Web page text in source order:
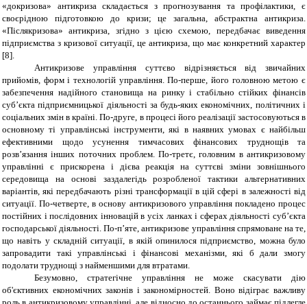
«докризова» антикриза складається з прогнозування та профілактики, є
своєрідною підготовкою до кризи; це загальна, абстрактна антикриза.
«Післякризова» антикриза, згідно з цією схемою, передбачає виведення
підприємства з кризової ситуації, це антикриза, що має конкретний характер
[8].
Антикризове управління суттєво відрізняється від звичайних
прийомів, форм і технологій управління. По-перше, його головною метою є
забезпечення надійного становища на ринку і стабільно стійких фінансів
суб’єкта підприємницької діяльності за будь-яких економічних, політичних і
соціальних змін в країні. По-друге, в процесі його реалізації застосовуються в
основному ті управлінські інструменти, які в наявних умовах є найбільш
ефективними щодо усунення тимчасових фінансових труднощів та
розв’язання інших поточних проблем. По-третє, головним в антикризовому
управлінні є прискорена і дієва реакція на суттєві зміни зовнішнього
середовища на основі заздалегідь розробленої тактики альтернативних
варіантів, які передбачають різні трансформації в цій сфері в залежності від
ситуації. По-четверте, в основу антикризового управління покладено процес
постійних і послідовних інновацій в усіх ланках і сферах діяльності суб’єкта
господарської діяльності. По-п’яте, антикризове управління спрямоване на те,
що навіть у складній ситуації, в якій опинилося підприємство, можна було
запровадити такі управлінські і фінансові механізми, які б дали змогу
подолати труднощі з найменшими для втратами.
Безумовно, стратегічне управління не може скасувати дію
об'єктивних економічних законів і закономірностей. Воно відіграє важливу